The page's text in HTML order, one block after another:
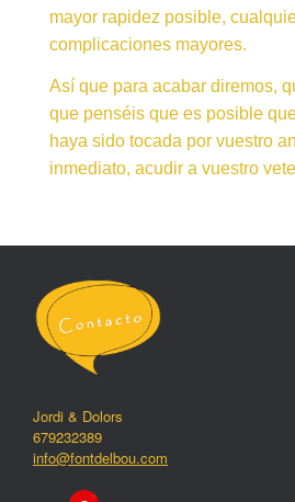
mayor rapidez posible,
complicaciones mayores.
Así que para acabar diremos,
que penséis que es posible
haya sido tocada por vuestro
inmediato, acudir a vuestro
Jordi & Dolors
679232389
info@fontdelbou.com